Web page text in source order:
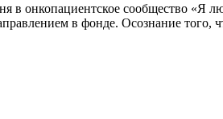
в онкопациентское сообщество «Я
в фонде. Осознание того,